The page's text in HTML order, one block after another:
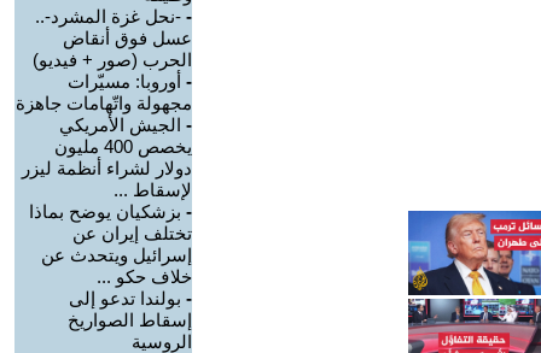
- -نحل غزة المشرد-..
عسل فوق أنقاض
الحرب (صور + فيديو)
- أوروبا: مسيّرات
مجهولة واتّهامات جاهزة
- الجيش الأمريكي
يخصص 400 مليون
دولار لشراء أنظمة ليزر
لإسقاط ...
- بزشكيان يوضح بماذا
تختلف إيران عن
إسرائيل ويتحدث عن
خلاف حكو ...
- بولندا تدعو إلى
إسقاط الصواريخ
الروسية